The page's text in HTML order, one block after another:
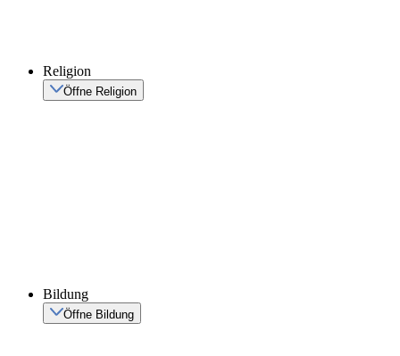
Religion
Öffne Religion
Bildung
Öffne Bildung